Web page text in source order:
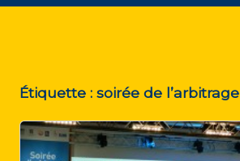
Étiquette : soirée de l’arbitrage